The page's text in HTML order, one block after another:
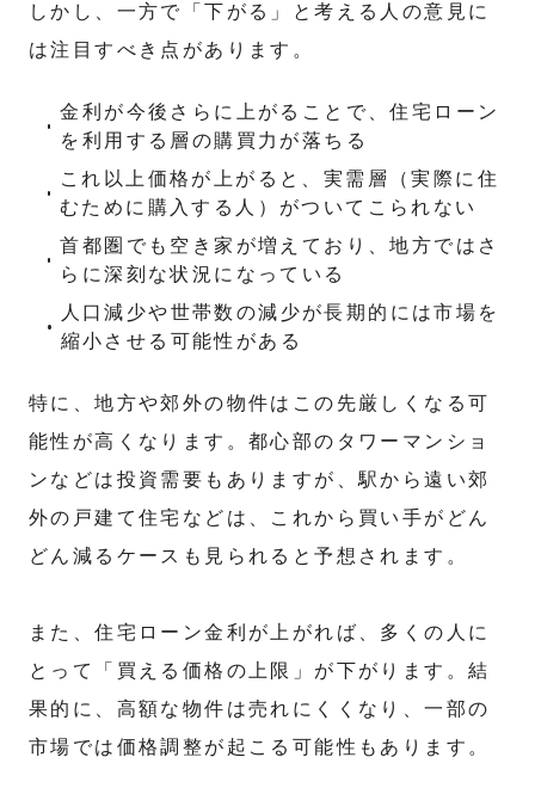
しかし、一方で「下がる」と考える人の意見に
は注目すべき点があります。
金利が今後さらに上がることで、住宅ローン
を利用する層の購買力が落ちる
これ以上価格が上がると、実需層（実際に住
むために購入する人）がついてこられない
首都圏でも空き家が増えており、地方ではさ
らに深刻な状況になっている
人口減少や世帯数の減少が長期的には市場を
縮小させる可能性がある
特に、地方や郊外の物件はこの先厳しくなる可
能性が高くなります。都心部のタワーマンショ
ンなどは投資需要もありますが、駅から遠い郊
外の戸建て住宅などは、これから買い手がどん
どん減るケースも見られると予想されます。
また、住宅ローン金利が上がれば、多くの人に
とって「買える価格の上限」が下がります。結
果的に、高額な物件は売れにくくなり、一部の
市場では価格調整が起こる可能性もあります。